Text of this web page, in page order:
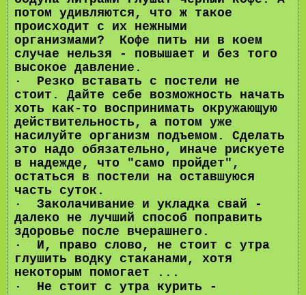
потом удивляются, что ж такое
происходит с их нежными
организмами? Кофе пить ни в коем
случае нельзя - повышает и без того
высокое давление.
· Резко вставать с постели не
стоит. Дайте себе возможность начать
хоть как-то воспринимать окружающую
действительность, а потом уже
насилуйте организм подъемом. Сделать
это надо обязательно, иначе рискуете
в надежде, что "само пройдет",
остаться в постели на оставшуюся
часть суток.
· Заколачивание и укладка свай -
далеко не лучший способ поправить
здоровье после вчерашнего.
· И, право слово, не стоит с утра
глушить водку стаканами, хотя
некоторым помогает ...
·
Не стоит с утра курить -